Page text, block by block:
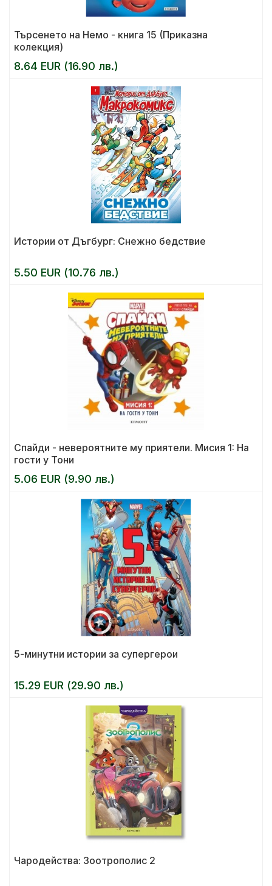
Търсенето на Немо - книга 15 (Приказна
колекция)
8.64 EUR (16.90 лв.)
Истории от Дъгбург: Снежно бедствие
5.50 EUR (10.76 лв.)
Спайди - невероятните му приятели. Мисия 1: На
гости у Тони
5.06 EUR (9.90 лв.)
5-минутни истории за супергерои
15.29 EUR (29.90 лв.)
Чародейства: Зоотрополис 2